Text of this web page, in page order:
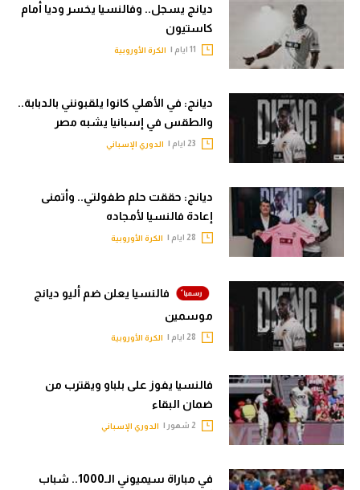
سعودي في الجول
الدوري الإنجليزي
دوري أبطال أوروبا
القسم الثاني
أمم إفريقيا
كرة السلة الأمريكية
كرة سلة
كرة يد
كرة طائرة
الوطن العربي
في المونديال
رياضة نسائية
آسيا
الدوري الإنجليزي
الدوري الإسباني
القسم الثاني
رياضات أخرى
كرة السلة الأمريكية
كرة سلة
كرة طائرة
الوطن العربي
في المونديال
رياضة نسائية
آسيا
أمريكا
ديانج يسجل.. وفالنسيا يخسر وديا أمام
كاستيون
الكرة الأوروبية
ديانج: في الأهلي كانوا يلقبونني بالدبابة..
والطقس في إسبانيا يشبه مصر
الدوري الإسباني
ديانج: حققت حلم طفولتي.. وأتمنى
إعادة فالنسيا لأمجاده
الكرة الأوروبية
فالنسيا يعلن ضم أليو ديانج
موسمين
الكرة الأوروبية
فالنسيا يفوز على بلباو ويقترب من
ضمان البقاء
الدوري الإسباني
في مباراة سيميوني الـ1000.. شباب